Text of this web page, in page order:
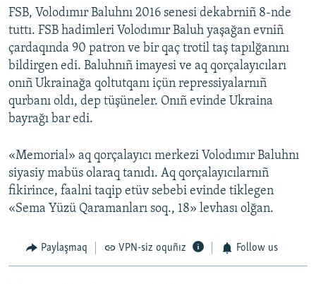
FSB, Volodımır Baluhnı 2016 senesi dekabrniñ 8-nde
tuttı. FSB hadimleri Volodımır Baluh yaşağan evniñ
çardaqında 90 patron ve bir qaç trotil taş tapılğanını
bildirgen edi. Baluhnıñ imayesi ve aq qorçalayıcıları
onıñ Ukrainağa qoltutqanı içün repressiyalarnıñ
qurbanı oldı, dep tüşüneler. Onıñ evinde Ukraina
bayrağı bar edi.
«Memorial» aq qorçalayıcı merkezi Volodımır Baluhnı
siyasiy mabüs olaraq tanıdı. Aq qorçalayıcılarnıñ
fikirince, faalni taqip etüv sebebi evinde tiklegen
«Sema Yüzü Qaramanları soq., 18» levhası olğan.
Paylaşmaq VPN-siz oquñız Follow us